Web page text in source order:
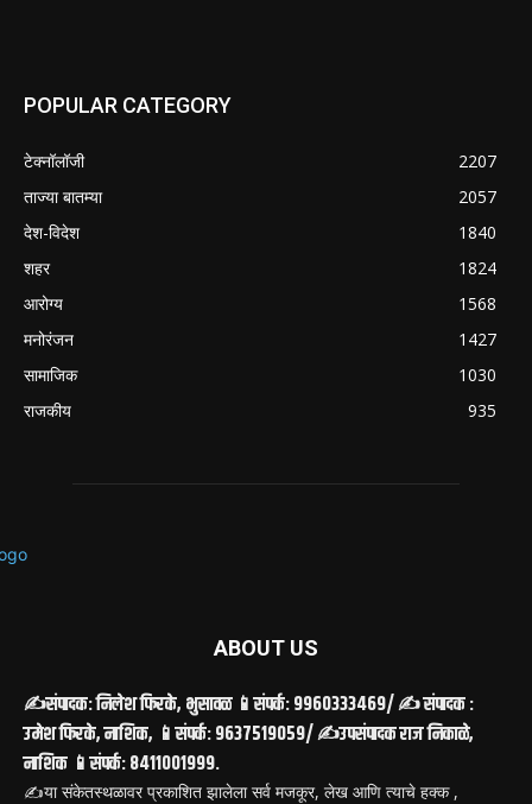
POPULAR CATEGORY
टेक्नॉलॉजी
2207
ताज्या बातम्या
2057
देश-विदेश
1840
शहर
1824
आरोग्य
1568
मनोरंजन
1427
सामाजिक
1030
राजकीय
935
ABOUT US
✍️संपादक: निलेश फिरके, भुसावळ 📱संपर्क: 9960333469/ ✍️ संपादक :
उमेश फिरके, नाशिक, 📱संपर्क: 9637519059/ ✍️उपसंपादक राज निकाळे,
नाशिक 📱संपर्क: 8411001999.
✍️या संकेतस्थळावर प्रकाशित झालेला सर्व मजकूर, लेख आणि त्याचे हक्क ,